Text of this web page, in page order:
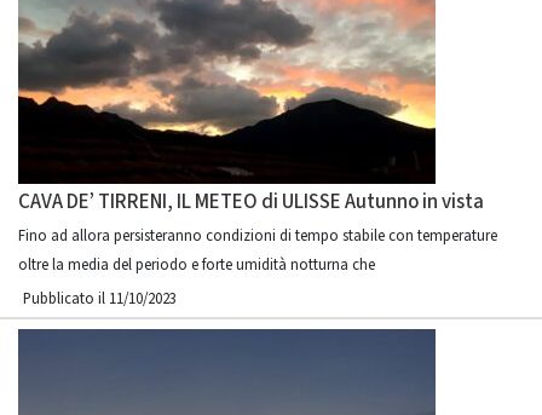
CAVA DE’ TIRRENI, IL METEO di ULISSE Autunno in vista
Fino ad allora persisteranno condizioni di tempo stabile con temperature
oltre la media del periodo e forte umidità notturna che
Pubblicato il 11/10/2023